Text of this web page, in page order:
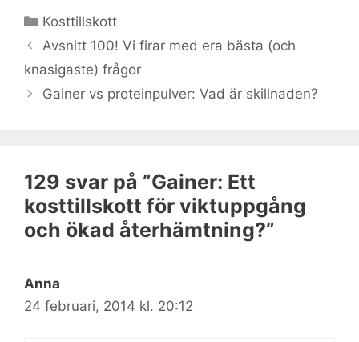
Kategorier
Kosttillskott
Avsnitt 100! Vi firar med era bästa (och
knasigaste) frågor
Gainer vs proteinpulver: Vad är skillnaden?
129 svar på ”Gainer: Ett
kosttillskott för viktuppgång
och ökad återhämtning?”
Anna
24 februari, 2014 kl. 20:12